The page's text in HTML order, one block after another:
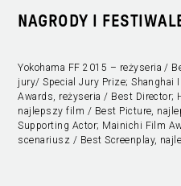
NAGRODY I
Yokohama FF 2015 – reżyseria /
jury/ Special Jury Prize; Shanghai
Awards, reżyseria / Best Director;
najlepszy film / Best Picture,
Supporting Actor; Mainichi Film
scenariusz / Best Screenplay,